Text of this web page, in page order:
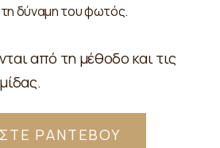
δύναμη του φωτός.
από τη μέθοδο και τις
ΡΑΝΤΕΒΟΥ